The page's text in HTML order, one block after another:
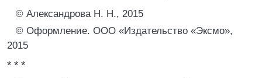
© Александрова Н. Н., 2015
© Оформление. ООО «Издательство «Эксмо»,
2015
* * *